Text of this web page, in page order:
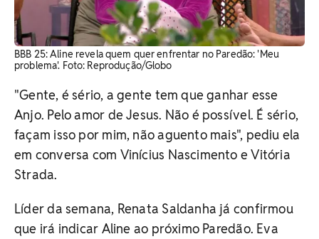
BBB 25: Aline revela quem quer enfrentar no Paredão: 'Meu
problema'. Foto: Reprodução/Globo
"Gente, é sério, a gente tem que ganhar esse
Anjo. Pelo amor de Jesus. Não é possível. É sério,
façam isso por mim, não aguento mais", pediu ela
em conversa com Vinícius Nascimento e Vitória
Strada.
Líder da semana, Renata Saldanha já confirmou
que irá indicar Aline ao próximo Paredão. Eva